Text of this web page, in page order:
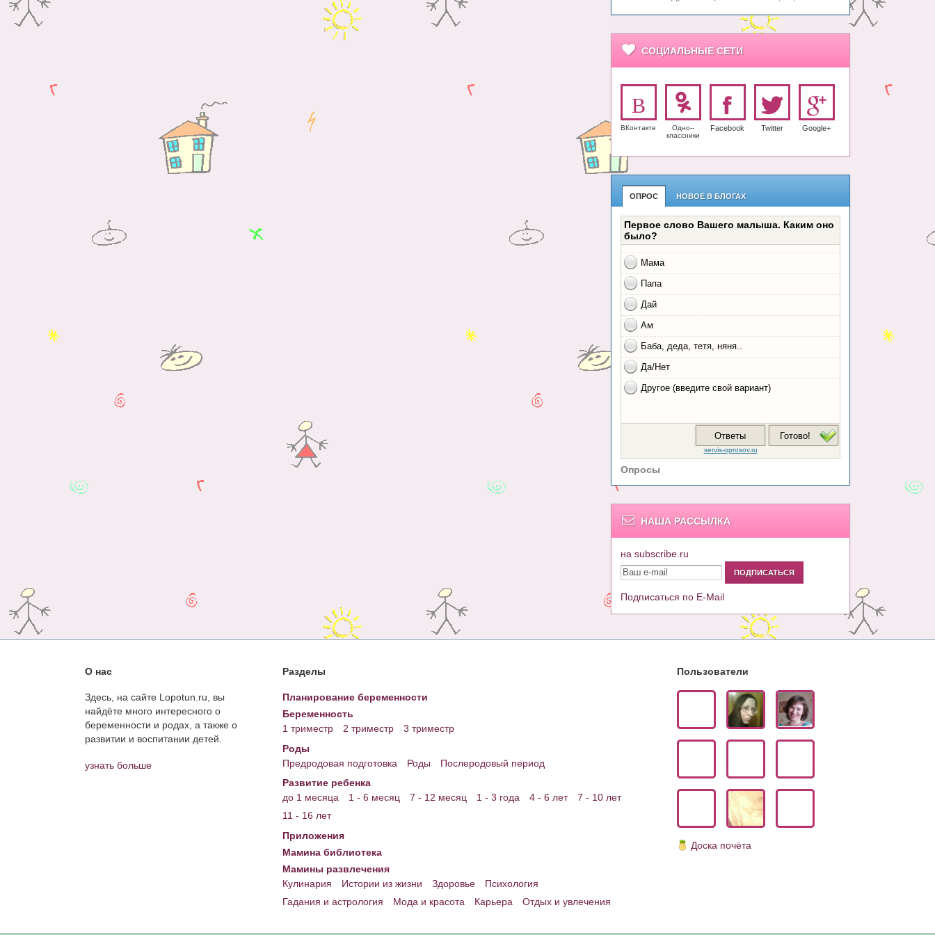
СОЦИАЛЬНЫЕ СЕТИ
ВКонтакте
Одно-­
класс­ники
Facebook Twitter Google+
ОПРОС НОВОЕ В БЛОГАХ
Опросы
НАША РАССЫЛКА
на subscribe.ru
Подписаться по E-Mail
О нас
Здесь, на сайте Lopotun.ru, вы
найдёте много интересного о
беременности и родах, а также о
развитии и воспитании детей.
узнать больше
Разделы
Планирование беременности
Беременность
1 триместр
2 триместр
3 триместр
Роды
Предродовая подготовка
Роды
Послеродовый период
Развитие ребенка
до 1 месяца
1 - 6 месяц 7 - 12 месяц 1 - 3 года 4 - 6 лет
7 - 10 лет
11 - 16 лет
Приложения
Мамина библиотека
Мамины развлечения
Кулинария
Истории из жизни Здоровье
Психология
Гадания и астрология
Мода и красота Карьера Отдых и увлечения
Пользователи
Доска почёта